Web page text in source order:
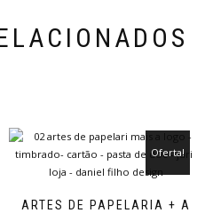
ARTES DE PAPELARIA + A
Oferta!